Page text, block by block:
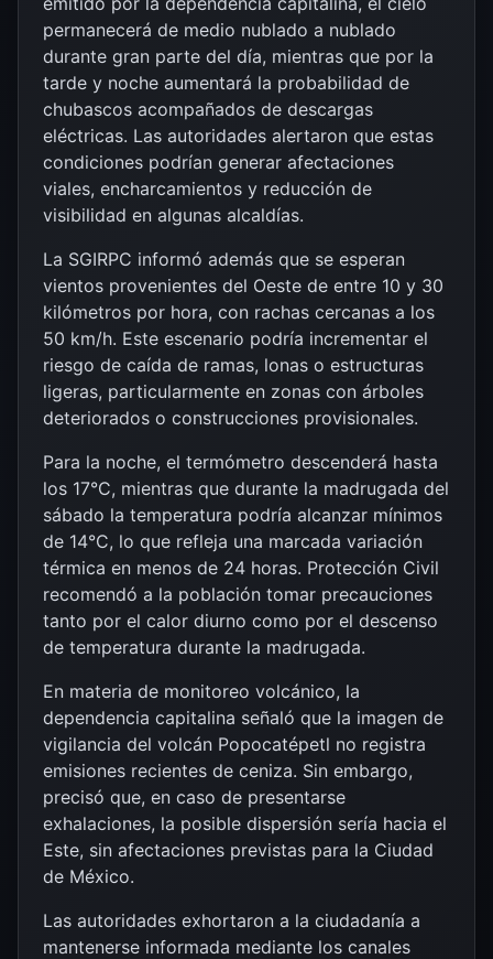
permanecerá de medio nublado a nublado
durante gran parte del día, mientras que por la
tarde y noche aumentará la probabilidad de
chubascos acompañados de descargas
eléctricas. Las autoridades alertaron que estas
condiciones podrían generar afectaciones
viales, encharcamientos y reducción de
visibilidad en algunas alcaldías.
La SGIRPC informó además que se esperan
vientos provenientes del Oeste de entre 10 y 30
kilómetros por hora, con rachas cercanas a los
50 km/h. Este escenario podría incrementar el
riesgo de caída de ramas, lonas o estructuras
ligeras, particularmente en zonas con árboles
deteriorados o construcciones provisionales.
Para la noche, el termómetro descenderá hasta
los 17°C, mientras que durante la madrugada del
sábado la temperatura podría alcanzar mínimos
de 14°C, lo que refleja una marcada variación
térmica en menos de 24 horas. Protección Civil
recomendó a la población tomar precauciones
tanto por el calor diurno como por el descenso
de temperatura durante la madrugada.
En materia de monitoreo volcánico, la
dependencia capitalina señaló que la imagen de
vigilancia del volcán Popocatépetl no registra
emisiones recientes de ceniza. Sin embargo,
precisó que, en caso de presentarse
exhalaciones, la posible dispersión sería hacia el
Este, sin afectaciones previstas para la Ciudad
de México.
Las autoridades exhortaron a la ciudadanía a
mantenerse informada mediante los canales